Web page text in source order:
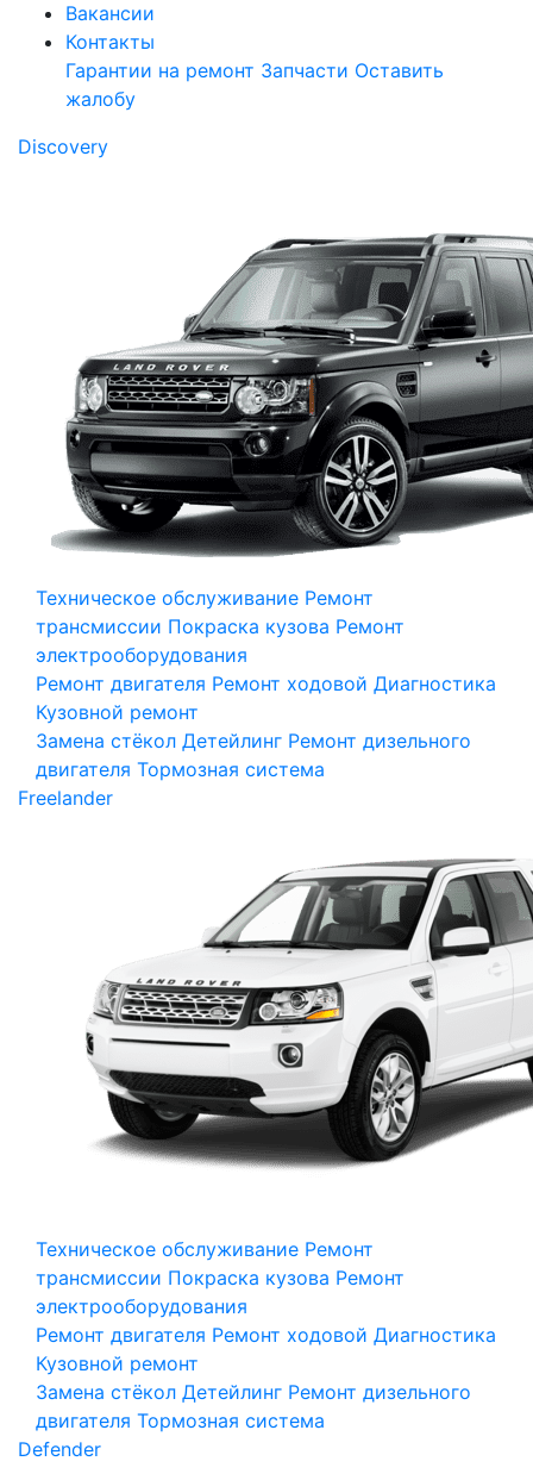
Вакансии
Контакты
Гарантии на ремонт Запчасти Оставить
жалобу
Discovery
Техническое обслуживание Ремонт
трансмиссии Покраска кузова Ремонт
электрооборудования
Ремонт двигателя Ремонт ходовой Диагностика
Кузовной ремонт
Замена стёкол Детейлинг Ремонт дизельного
двигателя Тормозная система
Freelander
Техническое обслуживание Ремонт
трансмиссии Покраска кузова Ремонт
электрооборудования
Ремонт двигателя Ремонт ходовой Диагностика
Кузовной ремонт
Замена стёкол Детейлинг Ремонт дизельного
двигателя Тормозная система
Defender